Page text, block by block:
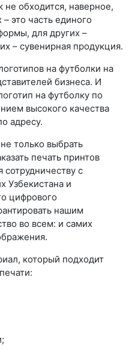
не обходится, наверное,
это часть единого
для других –
– сувенирная продукция.
на футболки на
бизнеса. И
на футболку по
высокого качества
адресу.
только выбрать
печать принтов
с
Узбекистана и
цифрового
нашим
во всем: и самих
который подходит